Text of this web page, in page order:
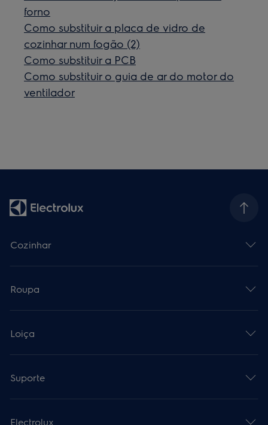
forno
Como substituir a placa de vidro de
cozinhar num fogão (2)
Como substituir a PCB
Como substituir o guia de ar do motor do
ventilador
Cozinhar
Roupa
Loiça
Suporte
Electrolux